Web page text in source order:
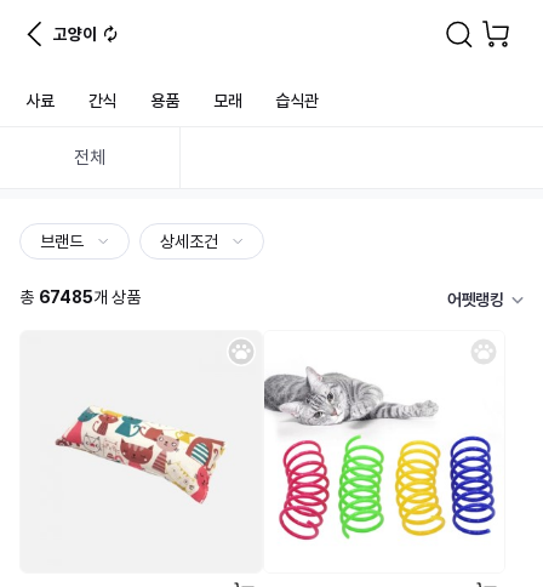
고양이
사료 간식 용품 모래 습식관
전체
브랜드 상세조건
총 67485개 상품 어펫랭킹